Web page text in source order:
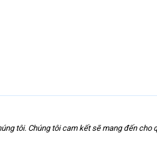
tôi. Chúng tôi cam kết sẽ mang đến cho